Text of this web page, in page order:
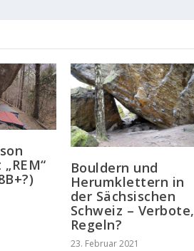
Bouldern und
Herumklettern in
der Sächsischen
Schweiz – Verbote,
Regeln?
23. Februar 2021